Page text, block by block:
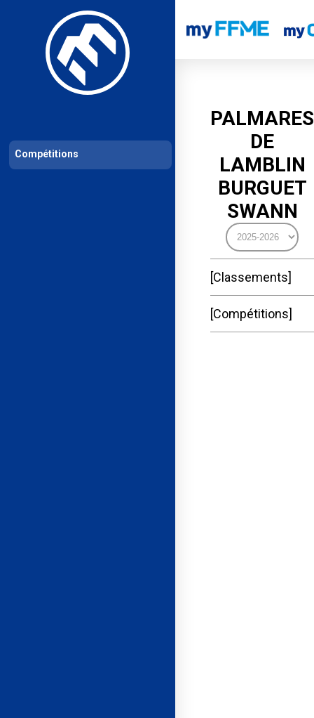
Les compétitions Calendrier de compétitions Classements
PALMARES
DE
LAMBLIN
BURGUET
SWANN
Classements
Compétitions
Compétitions